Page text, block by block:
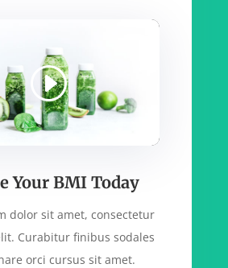
Your BMI Today
dolor sit amet, consectetur
Curabitur finibus sodales
orci cursus sit amet.